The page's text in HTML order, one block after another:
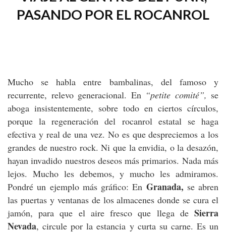
PASANDO POR EL ROCANROL
Mucho se habla entre bambalinas, del famoso y
recurrente, relevo generacional. En “petite comité”, se
aboga insistentemente, sobre todo en ciertos círculos,
porque la regeneración del rocanrol estatal se haga
efectiva y real de una vez. No es que despreciemos a los
grandes de nuestro rock. Ni que la envidia, o la desazón,
hayan invadido nuestros deseos más primarios. Nada más
lejos. Mucho les debemos, y mucho les admiramos.
Pondré un ejemplo más gráfico: En Granada, se abren
las puertas y ventanas de los almacenes donde se cura el
jamón, para que el aire fresco que llega de Sierra
Nevada, circule por la estancia y curta su carne. Es un